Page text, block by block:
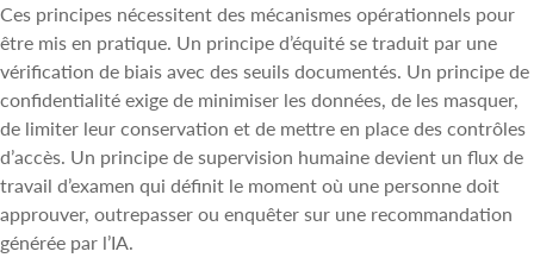
Ces principes nécessitent des mécanismes opérationnels pour
être mis en pratique. Un principe d’équité se traduit par une
vérification de biais avec des seuils documentés. Un principe de
confidentialité exige de minimiser les données, de les masquer,
de limiter leur conservation et de mettre en place des contrôles
d’accès. Un principe de supervision humaine devient un flux de
travail d’examen qui définit le moment où une personne doit
approuver, outrepasser ou enquêter sur une recommandation
générée par l’IA.